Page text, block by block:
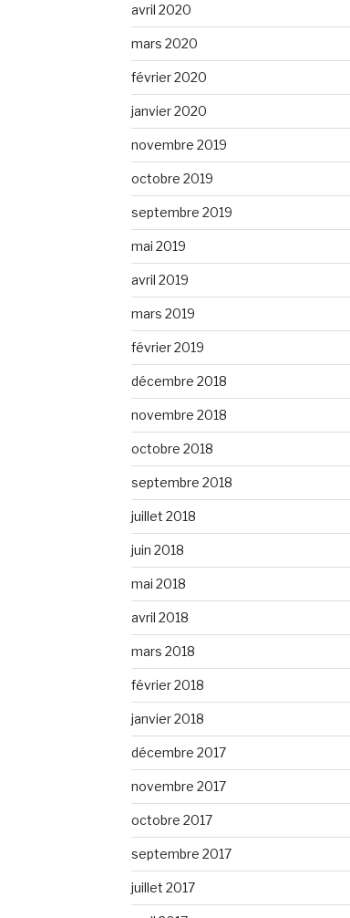
avril 2020
mars 2020
février 2020
janvier 2020
novembre 2019
octobre 2019
septembre 2019
mai 2019
avril 2019
mars 2019
février 2019
décembre 2018
novembre 2018
octobre 2018
septembre 2018
juillet 2018
juin 2018
mai 2018
avril 2018
mars 2018
février 2018
janvier 2018
décembre 2017
novembre 2017
octobre 2017
septembre 2017
juillet 2017